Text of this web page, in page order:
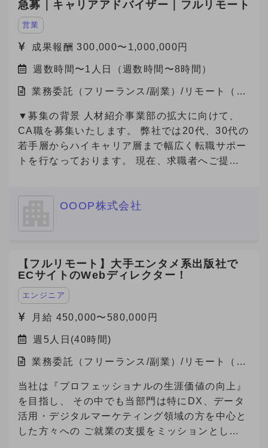
急募｜キャリアアドバイザー｜フルリモート
営業
成果報酬 300,000〜1,000,000円
週数時間〜1人日（週数時間〜8時間）
業務委託（フリーランス/副業）/リモート（在
▼募集の背景 人材紹介事業部の拡大に向けて、
CA職を募集いたします。 弊社では20代、30代の
若手層からハイキャリア層まで幅広く転職サポー
トを行なっております。 現在、求職者へご提案
OOOP株式会社
【フルリモート】大手エンタメ系出版社で
ECサイトのWebディレクター！
エンジニア
月給 450,000〜580,000円
週5人日(40時間)
業務委託（フリーランス/副業）/リモート（在
当社は『プロフェッショナルの生涯価値の向上』
を目指し、 その中でも当部門は特にDX、データ
活用・デジタルマーケティング領域の方を中心と
した方々への ご就業の支援をミッションとして